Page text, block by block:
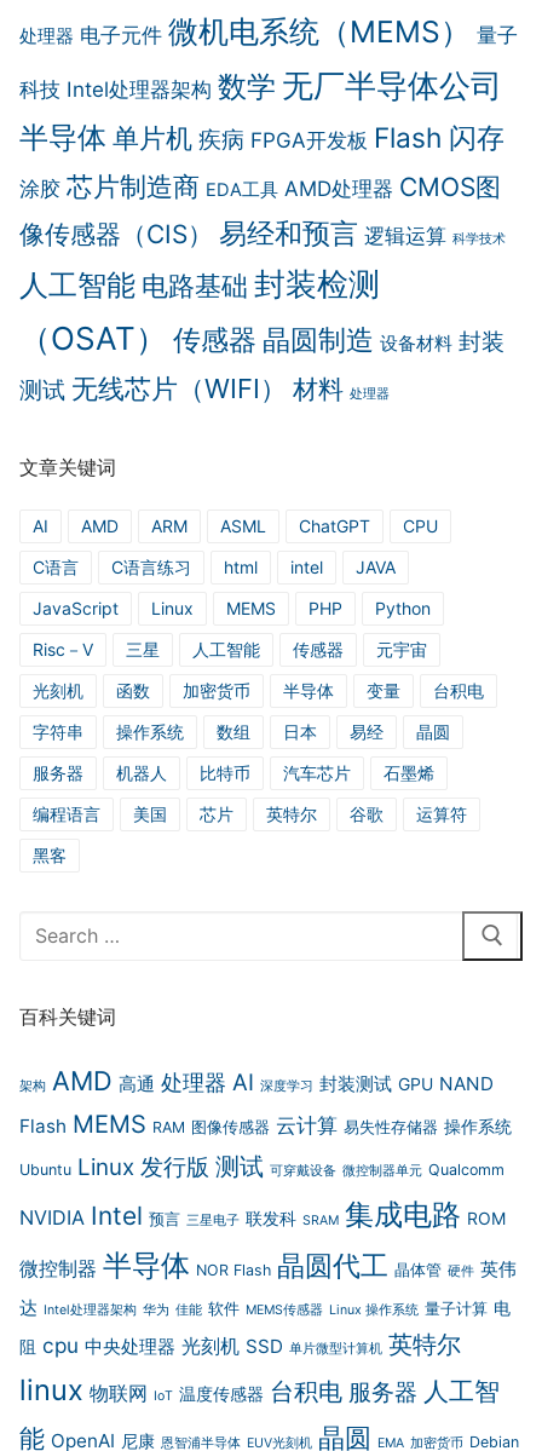
处理器 电子元件 微机电系统（MEMS） 量子
科技 Intel处理器架构 数学 无厂半导体公司
半导体 单片机 疾病 FPGA开发板 Flash 闪存
涂胶 芯片制造商 EDA工具 AMD处理器 CMOS图
像传感器（CIS）
易经和预言 逻辑运算 科学技术
人工智能 电路基础 封装检测
（OSAT）
传感器 晶圆制造 设备材料 封装
测试 无线芯片（WIFI） 材料 处理器
文章关键词
AI AMD ARM ASML ChatGPT
CPU
C语言
C语言练习 html intel
JAVA
JavaScript
Linux MEMS PHP
Python
Risc－V
三星 人工智能 传感器
元宇宙
光刻机
函数 加密货币 半导体 变量
台积电
字符串
操作系统 数组 日本 易经
晶圆
服务器
机器人 比特币 汽车芯片
石墨烯
编程语言
美国 芯片 英特尔 谷歌
运算符
黑客
Search
百科关键词
架构 AMD 高通 处理器 AI 深度学习 封装测试 GPU NAND
Flash MEMS RAM 图像传感器 云计算 易失性存储器 操作系统
Ubuntu Linux 发行版 测试 可穿戴设备 微控制器单元 Qualcomm
NVIDIA Intel 预言 三星电子 联发科 SRAM 集成电路 ROM
微控制器 半导体 NOR Flash 晶圆代工 晶体管 硬件 英伟
达 Intel处理器架构 华为 佳能 软件 MEMS传感器 Linux 操作系统 量子计算 电
阻 cpu 中央处理器 光刻机 SSD 单片微型计算机 英特尔
linux 物联网 IoT 温度传感器 台积电 服务器 人工智
能 OpenAI 尼康 恩智浦半导体 EUV光刻机 晶圆 EMA 加密货币 Debian